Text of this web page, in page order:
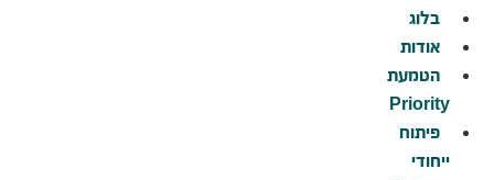
דלג
לתוכן
בלוג
אודות
הטמעת
Priority
פיתוח
ייחודי